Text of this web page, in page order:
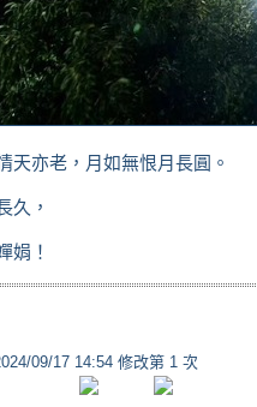
天亦老，月如無恨月長圓。
久，
娟！
09/17 14:54 修改第 1 次